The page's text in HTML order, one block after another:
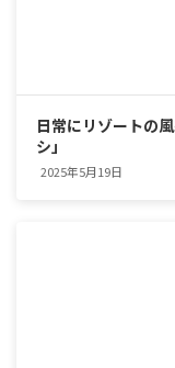
日常にリゾートの
シ」
2025年5月19日